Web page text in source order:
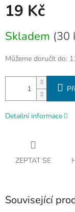
19 Kč
cena:
Skladem (30
Můžeme doručit do:
Detailní informace
ZEPTAT SE
Související